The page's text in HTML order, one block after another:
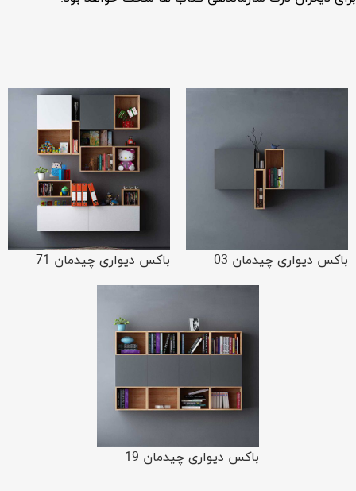
باکس دیواری چیدمان 03 باکس دیواری چیدمان 71
باکس دیواری چیدمان 19